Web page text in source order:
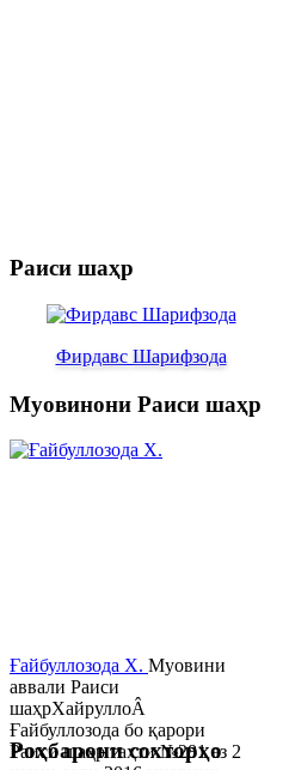
Раиси шаҳр
Фирдавс Шарифзода
Муовинони Раиси шаҳр
Ғайбуллозода Х. Муовини
аввали Раиси
шаҳрХайруллоÂ
Ғайбуллозода бо қарори
Раиси шаҳр таҳти №281 аз 2
Роҳбарони сохторҳо